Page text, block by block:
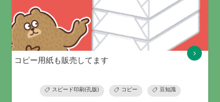
コピー用紙も販売してます
スピード印刷(孔版) コピー 豆知識